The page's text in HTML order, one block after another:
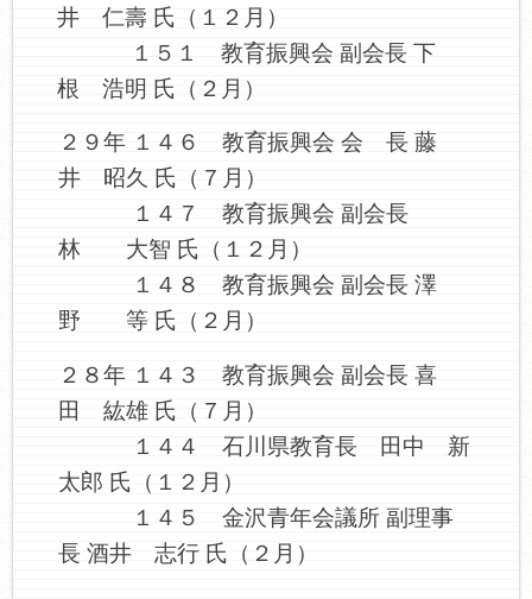
井 仁壽 氏（１２月）
１５１ 教育振興会 副会長 下
根 浩明 氏（２月）
２９年 １４６ 教育振興会 会 長 藤
井 昭久 氏（７月）
１４７ 教育振興会 副会長
林 大智 氏（１２月）
１４８ 教育振興会 副会長 澤
野 等 氏（２月）
２８年 １４３ 教育振興会 副会長 喜
田 紘雄 氏（７月）
１４４ 石川県教育長 田中 新
太郎 氏（１２月）
１４５ 金沢青年会議所 副理事
長 酒井 志行 氏（２月）